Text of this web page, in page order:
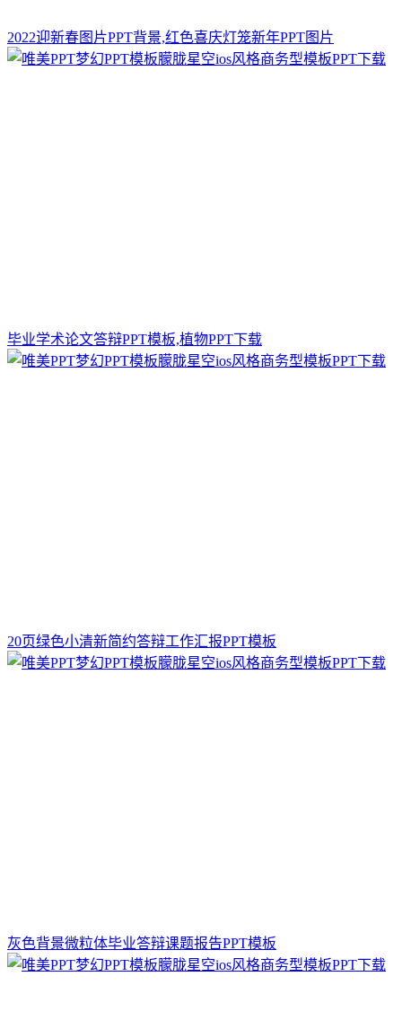
2022迎新春图片PPT背景,红色喜庆灯笼新年PPT图片
毕业学术论文答辩PPT模板,植物PPT下载
20页绿色小清新简约答辩工作汇报PPT模板
灰色背景微粒体毕业答辩课题报告PPT模板